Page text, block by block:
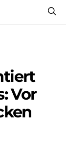
Vor